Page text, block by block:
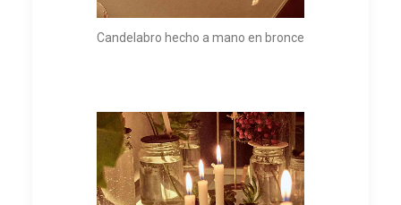
Candelabro hecho a mano en bronce